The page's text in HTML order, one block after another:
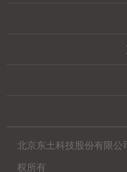
北京东土科技股份有限
权所有